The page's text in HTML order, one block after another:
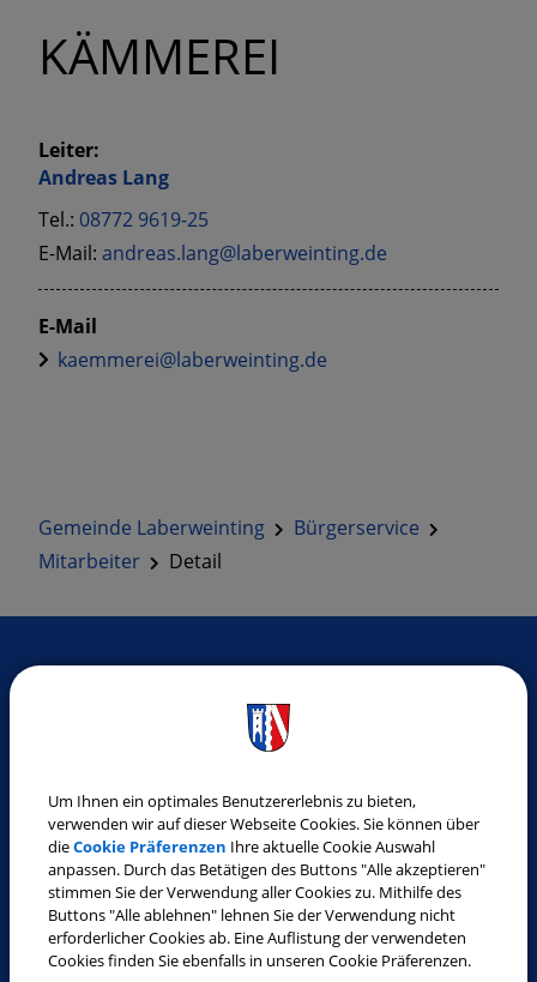
Gemeinde Laberweinting
Bürgerservice
Mitarbeiter
Detail
KÄMMEREI
Leiter:
Andreas Lang
Tel.: 08772 9619-25
E-Mail: andreas.lang@laberweinting.de
E-Mail
kaemmerei@laberweinting.de
SO ERREICHEN SIE UNS
Gemeinde Laberweinting
Landshuter Straße 32
84082 Laberweinting
Tel.:08772 9619-0
Fax:08772 9619-30
E-Mail:gemeinde@laberweinting.de
Web:www.laberweinting.de
Um Ihnen ein optimales Benutzererlebnis zu bieten,
verwenden wir auf dieser Webseite Cookies. Sie können über
dieCookie Präferenzen Ihre aktuelle Cookie Auswahl
anpassen. Durch das Betätigen des Buttons "Alle akzeptieren"
stimmen Sie der Verwendung aller Cookies zu. Mithilfe des
Buttons "Alle ablehnen" lehnen Sie der Verwendung nicht
erforderlicher Cookies ab. Eine Auflistung der verwendeten
Cookies finden Sie ebenfalls in unseren Cookie Präferenzen.